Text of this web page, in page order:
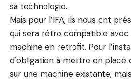
sa technologie.
Mais pour l’IFA, ils nous ont
qui sera rétro compatible avec
machine en retrofit. Pour
d’obligation à mettre en place
sur une machine existante,